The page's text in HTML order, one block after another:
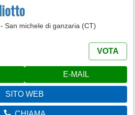
San michele di ganzaria (CT)
VOTA
E-MAIL
SITO WEB